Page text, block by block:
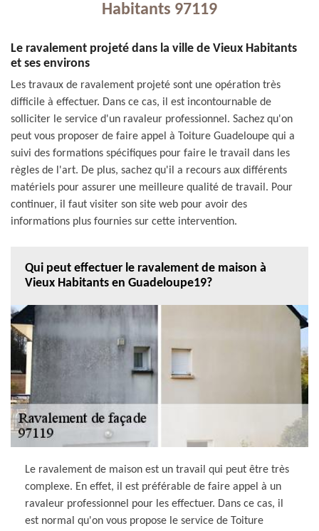
Habitants 97119
Le ravalement projeté dans la ville de Vieux Habitants
et ses environs
Les travaux de ravalement projeté sont une opération très
difficile à effectuer. Dans ce cas, il est incontournable de
solliciter le service d'un ravaleur professionnel. Sachez qu'on
peut vous proposer de faire appel à Toiture Guadeloupe qui a
suivi des formations spécifiques pour faire le travail dans les
règles de l'art. De plus, sachez qu'il a recours aux différents
matériels pour assurer une meilleure qualité de travail. Pour
continuer, il faut visiter son site web pour avoir des
informations plus fournies sur cette intervention.
Qui peut effectuer le ravalement de maison à
Vieux Habitants en Guadeloupe19?
Le ravalement de maison est un travail qui peut être très
complexe. En effet, il est préférable de faire appel à un
ravaleur professionnel pour les effectuer. Dans ce cas, il
est normal qu'on vous propose le service de Toiture